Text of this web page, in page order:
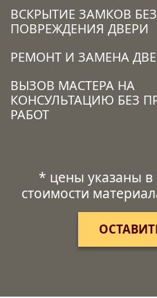
ВСКРЫТИЕ ЗАМКОВ БЕЗ
ПОВРЕЖДЕНИЯ ДВЕРИ
РЕМОНТ И ЗАМЕНА
ВЫЗОВ МАСТЕРА НА
КОНСУЛЬТАЦИЮ БЕЗ
РАБОТ
* цены указаны в
стоимости